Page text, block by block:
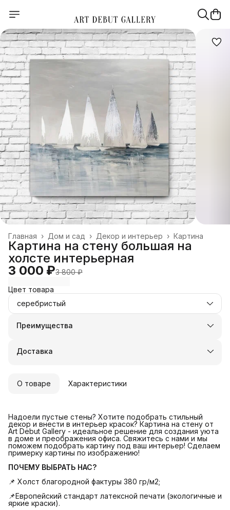
Картина
Декор и интерьер ›
Дом и сад ›
Главная ›
Картина на стену большая на
холсте интерьерная
3 000 ₽3 800 ₽
Цвет товара
серебристый
Преимущества
Оплата частями в Сплит
Удобный возврат
Доставка
О товаре Характеристики
Надоели пустые стены? Хотите подобрать стильный
декор и внести в интерьер красок? Картина на стену от
Art Debut Gallery - идеальное решение для создания уюта
в доме и преображения офиса. Свяжитесь с нами и мы
поможем подобрать картину под ваш интерьер! Сделаем
примерку картины по изображению!
ПОЧЕМУ ВЫБРАТЬ НАС?
📌 Холст благородной фактуры 380 гр/м2;
📌Европейский стандарт латексной печати (экологичные и
яркие краски).